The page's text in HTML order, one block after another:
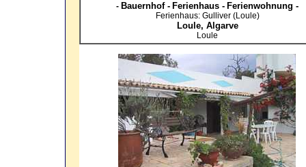
- Bauernhof - Ferienhaus - Ferienwohnung -
Ferienhaus: Gulliver (Loule)
Loule, Algarve
Loule